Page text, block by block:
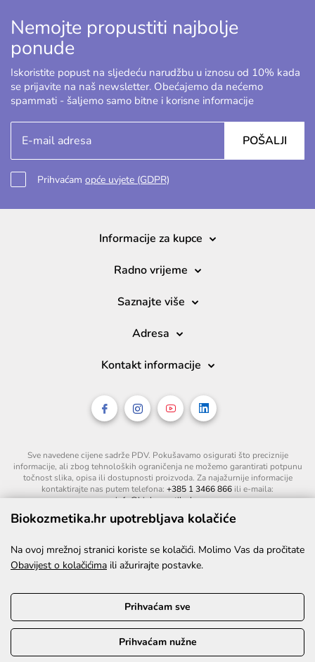
Nemojte propustiti najbolje
ponude
Iskoristite popust na sljedeću narudžbu u iznosu od 10% kada
se prijavite na naš newsletter. Obećajemo da nećemo
spammati - šaljemo samo bitne i korisne informacije
POŠALJI
Prihvaćam opće uvjete (GDPR)
Informacije za kupce
Radno vrijeme
Saznajte više
Adresa
Kontakt informacije
Sve navedene cijene sadrže PDV. Pokušavamo osigurati što preciznije
informacije, ali zbog tehnoloških ograničenja ne možemo garantirati potpunu
točnost slika, opisa ili dostupnosti proizvoda. Za najažurnije informacije
kontaktirajte nas putem telefona: +385 1 3466 866 ili e-maila:
info@biokozmetika.hr.
Biokozmetika.hr upotrebljava kolačiće
Na ovoj mrežnoj stranici koriste se kolačići. Molimo Vas da pročitate
Obavijest o kolačićima ili ažurirajte postavke.
Prihvaćam sve
Prihvaćam nužne